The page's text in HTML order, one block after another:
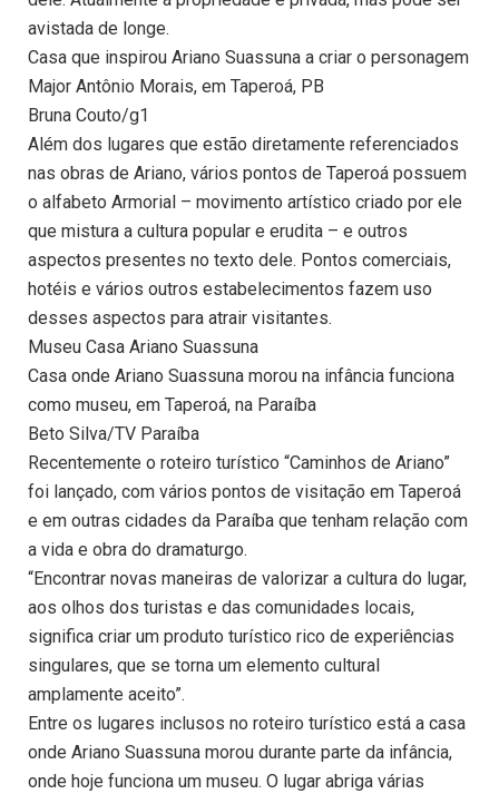
avistada de longe.
Casa que inspirou Ariano Suassuna a criar o personagem
Major Antônio Morais, em Taperoá, PB
Bruna Couto/g1
Além dos lugares que estão diretamente referenciados
nas obras de Ariano, vários pontos de Taperoá possuem
o alfabeto Armorial – movimento artístico criado por ele
que mistura a cultura popular e erudita – e outros
aspectos presentes no texto dele. Pontos comerciais,
hotéis e vários outros estabelecimentos fazem uso
desses aspectos para atrair visitantes.
Museu Casa Ariano Suassuna
Casa onde Ariano Suassuna morou na infância funciona
como museu, em Taperoá, na Paraíba
Beto Silva/TV Paraíba
Recentemente o roteiro turístico “Caminhos de Ariano”
foi lançado, com vários pontos de visitação em Taperoá
e em outras cidades da Paraíba que tenham relação com
a vida e obra do dramaturgo.
“Encontrar novas maneiras de valorizar a cultura do lugar,
aos olhos dos turistas e das comunidades locais,
significa criar um produto turístico rico de experiências
singulares, que se torna um elemento cultural
amplamente aceito”.
Entre os lugares inclusos no roteiro turístico está a casa
onde Ariano Suassuna morou durante parte da infância,
onde hoje funciona um museu. O lugar abriga várias